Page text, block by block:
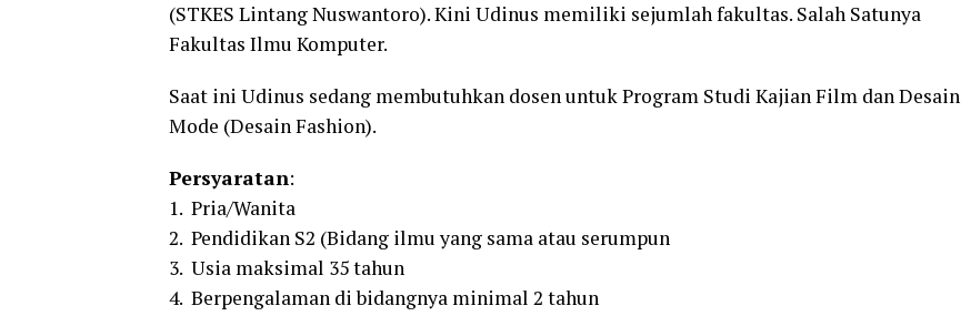
(STKES Lintang Nuswantoro). Kini Udinus memiliki sejumlah fakultas. Salah Satunya
Fakultas Ilmu Komputer.
Saat ini Udinus sedang membutuhkan dosen untuk Program Studi Kajian Film dan Desain
Mode (Desain Fashion).
Persyaratan:
1. Pria/Wanita
2. Pendidikan S2 (Bidang ilmu yang sama atau serumpun
3. Usia maksimal 35 tahun
4. Berpengalaman di bidangnya minimal 2 tahun